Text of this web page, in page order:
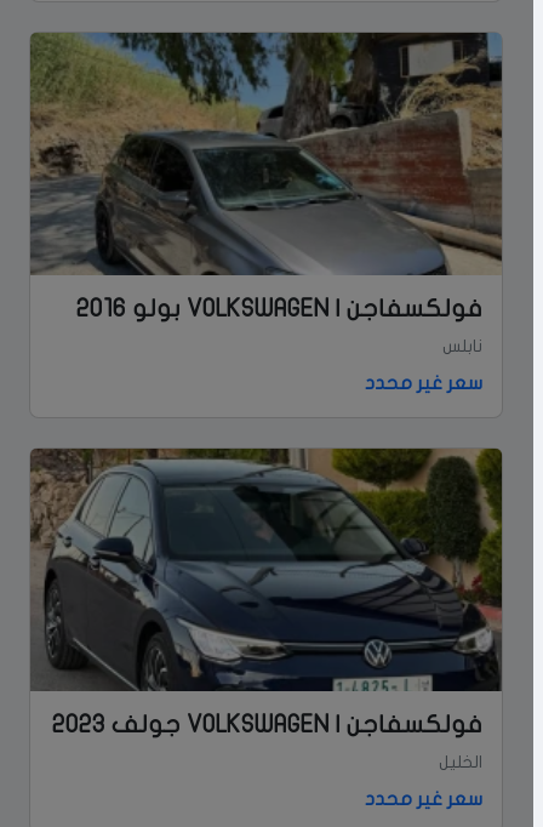
فولكسفاجن | VOLKSWAGEN بولو 2016
نابلس
سعر غير محدد
فولكسفاجن | VOLKSWAGEN جولف 2023
الخليل
سعر غير محدد